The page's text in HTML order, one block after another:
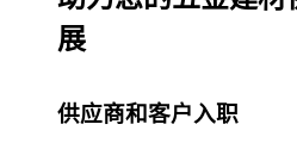
展
供应商和客户入职